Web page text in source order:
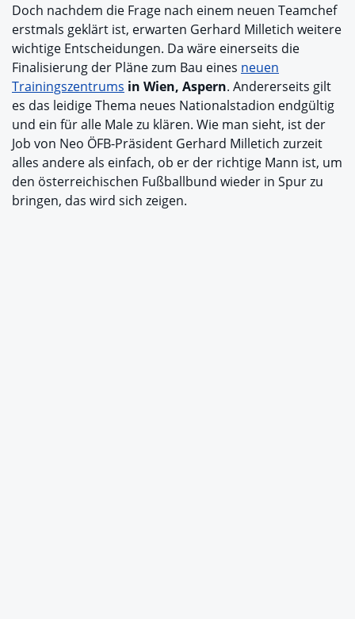
Doch nachdem die Frage nach einem neuen Teamchef
erstmals geklärt ist, erwarten Gerhard Milletich weitere
wichtige Entscheidungen. Da wäre einerseits die
Finalisierung der Pläne zum Bau eines neuen
Trainingszentrums in Wien, Aspern. Andererseits gilt
es das leidige Thema neues Nationalstadion endgültig
und ein für alle Male zu klären. Wie man sieht, ist der
Job von Neo ÖFB-Präsident Gerhard Milletich zurzeit
alles andere als einfach, ob er der richtige Mann ist, um
den österreichischen Fußballbund wieder in Spur zu
bringen, das wird sich zeigen.